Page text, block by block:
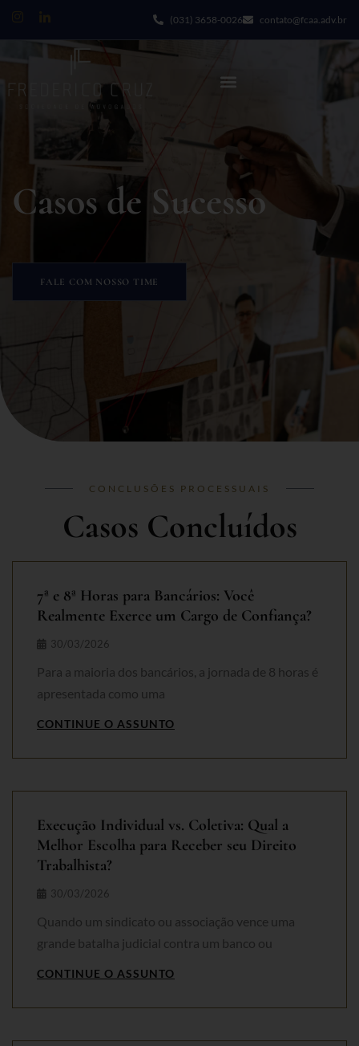
(031) 3658-0026 contato@fcaa.adv.br
Casos de Sucesso
FALE COM NOSSO TIME
CONCLUSÕES PROCESSUAIS
Casos Concluídos
7ª e 8ª Horas para Bancários: Você
Realmente Exerce um Cargo de Confiança?
30/03/2026
Para a maioria dos bancários, a jornada de 8 horas é
apresentada como uma
CONTINUE O ASSUNTO
Execução Individual vs. Coletiva: Qual a
Melhor Escolha para Receber seu Direito
Trabalhista?
30/03/2026
Quando um sindicato ou associação vence uma
grande batalha judicial contra um banco ou
CONTINUE O ASSUNTO